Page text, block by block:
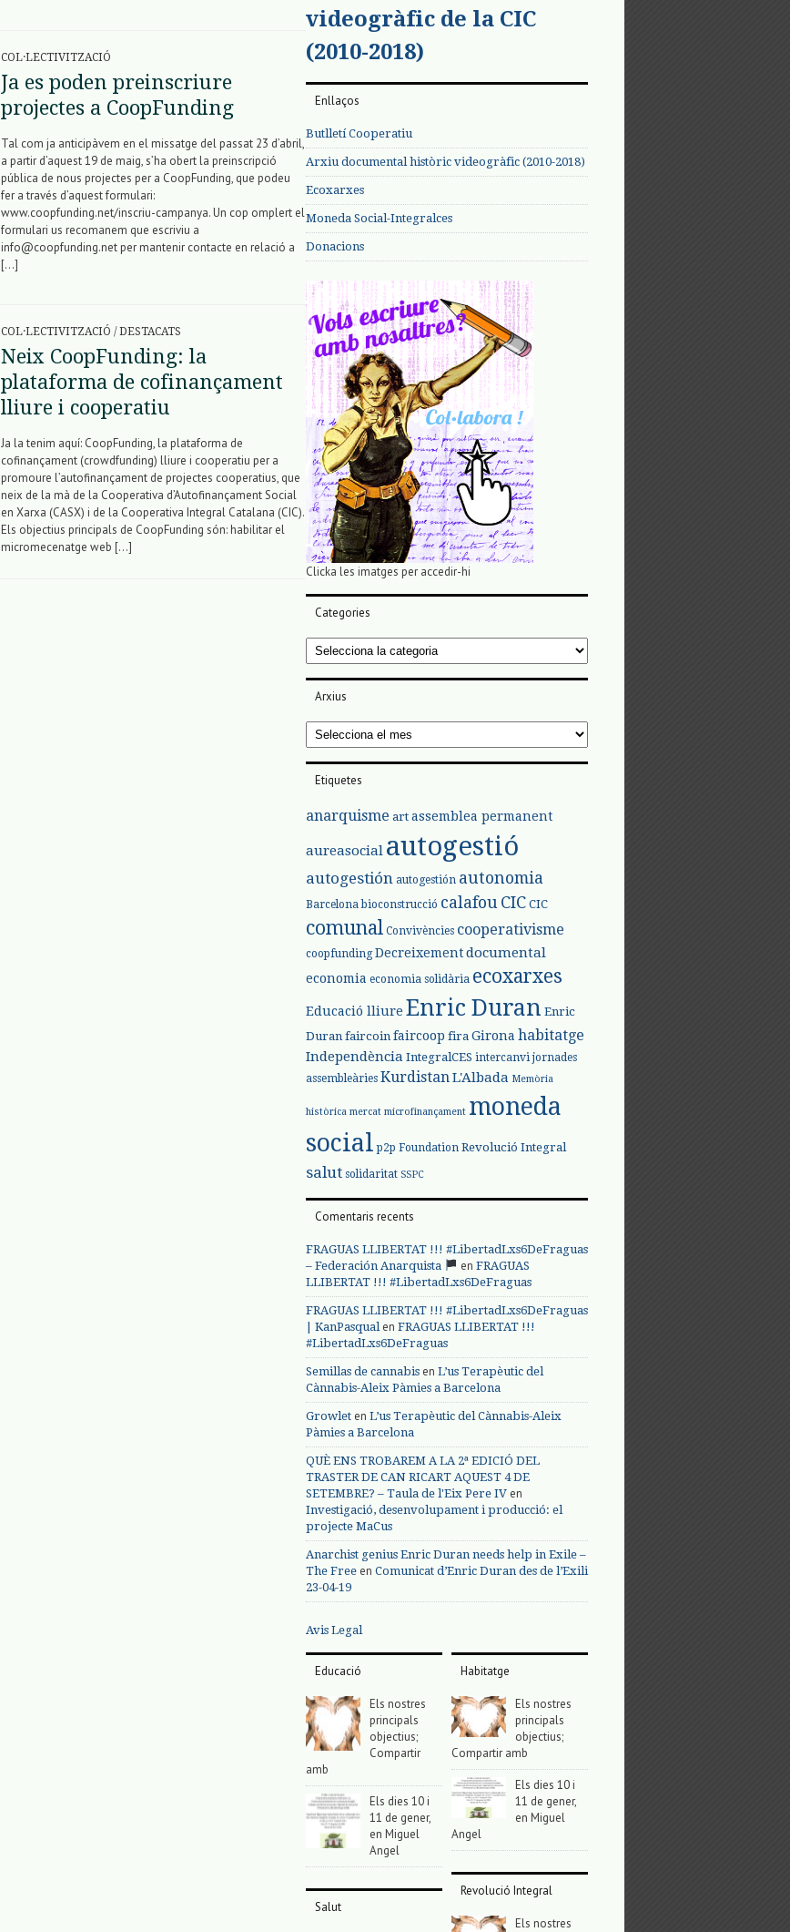
COL·LECTIVITZACIÓ
Ja es poden preinscriure
projectes a CoopFunding
Tal com ja anticipàvem en el missatge del passat 23 d’abril,
a partir d’aquest 19 de maig, s’ha obert la preinscripció
pública de nous projectes per a CoopFunding, que podeu
fer a través d’aquest formulari:
www.coopfunding.net/inscriu-campanya. Un cop omplert el
formulari us recomanem que escriviu a
info@coopfunding.net per mantenir contacte en relació a
[…]
COL·LECTIVITZACIÓ / DESTACATS
Neix CoopFunding: la
plataforma de cofinançament
lliure i cooperatiu
Ja la tenim aquí: CoopFunding, la plataforma de
cofinançament (crowdfunding) lliure i cooperatiu per a
promoure l’autofinançament de projectes cooperatius, que
neix de la mà de la Cooperativa d’Autofinançament Social
en Xarxa (CASX) i de la Cooperativa Integral Catalana (CIC).
Els objectius principals de CoopFunding són: habilitar el
micromecenatge web […]
videogràfic de la CIC
(2010-2018)
Enllaços
Butlletí Cooperatiu
Arxiu documental històric videogràfic (2010-2018)
Ecoxarxes
Moneda Social-Integralces
Donacions
Clicka les imatges per accedir-hi
Categories
Categories
Arxius
Arxius
Etiquetes
anarquisme art assemblea permanent
aureasocial autogestió
autogestión autogestión autonomia
Barcelona bioconstrucció calafou CIC CIC
comunal Convivències cooperativisme
coopfunding Decreixementdocumental
economia economia solidària ecoxarxes
Educació lliure Enric Duran Enric
Duran faircoin faircoop fira Girona habitatge
Independència IntegralCES intercanvi jornades
assembleàries Kurdistan L'Albada Memòria
històrica mercat microfinançament moneda
social p2p Foundation Revolució Integral
salut solidaritat SSPC
Comentaris recents
FRAGUAS LLIBERTAT !!! #LibertadLxs6DeFraguas
– Federación Anarquista
en FRAGUAS
LLIBERTAT !!! #LibertadLxs6DeFraguas
FRAGUAS LLIBERTAT !!! #LibertadLxs6DeFraguas
| KanPasqualen FRAGUAS LLIBERTAT !!!
#LibertadLxs6DeFraguas
Semillas de cannabis en L’us Terapèutic del
Cànnabis-Aleix Pàmies a Barcelona
Growlet en L’us Terapèutic del Cànnabis-Aleix
Pàmies a Barcelona
QUÈ ENS TROBAREM A LA 2ª EDICIÓ DEL
TRASTER DE CAN RICART AQUEST 4 DE
SETEMBRE? – Taula de l'Eix Pere IV en
Investigació, desenvolupament i producció: el
projecte MaCus
Anarchist genius Enric Duran needs help in Exile –
The Free en Comunicat d’Enric Duran des de l’Exili
23-04-19
Avis Legal
Educació
Els nostres
principals
objectius;
Compartir
amb
Els dies 10 i
11 de gener,
en Miguel
Angel
Salut
Habitatge
Els nostres
principals
objectius;
Compartir amb
Els dies 10 i
11 de gener,
en Miguel
Angel
Revolució Integral
Els nostres